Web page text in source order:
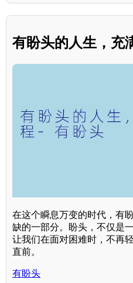
有盼头的人生，充
在这个瞬息万变的时代，有
缺的一部分。盼头，不仅是
让我们在面对困难时，不再
直前。
有盼头